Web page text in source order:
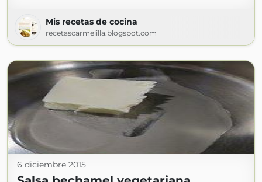
Mis recetas de cocina
recetascarmelilla.blogspot.com
6 diciembre 2015